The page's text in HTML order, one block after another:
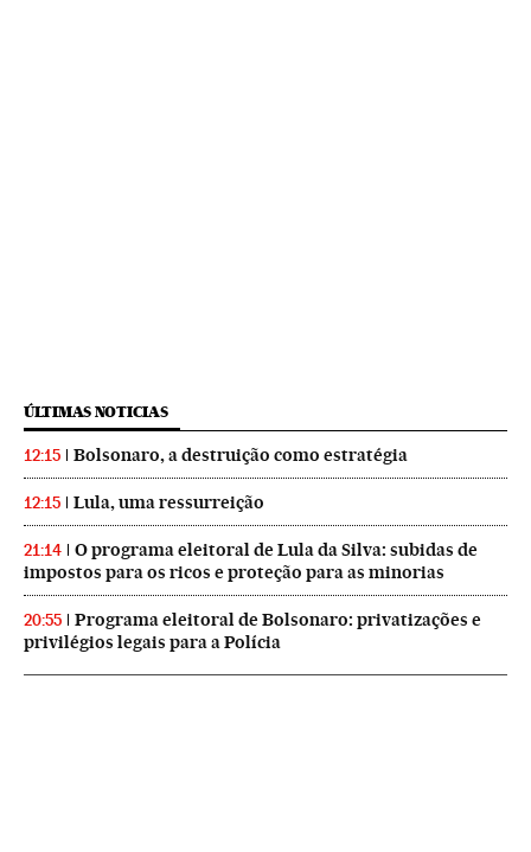
ÚLTIMAS NOTICIAS
12:15 Bolsonaro, a destruição como estratégia
12:15 Lula, uma ressurreição
21:14
O programa eleitoral de Lula da Silva: subidas de
impostos para os ricos e proteção para as minorias
20:55
Programa eleitoral de Bolsonaro: privatizações e
privilégios legais para a Polícia